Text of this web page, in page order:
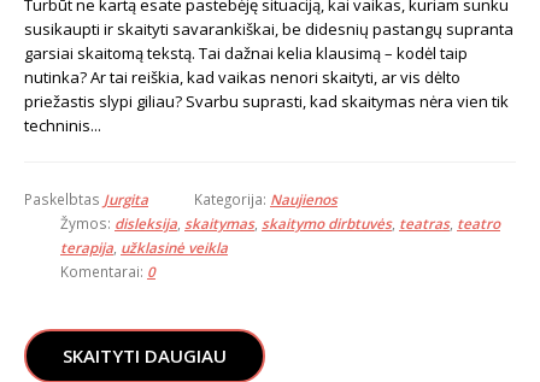
susikaupti ir skaityti savarankiškai, be didesnių pastangų supranta
garsiai skaitomą tekstą. Tai dažnai kelia klausimą – kodėl taip
nutinka? Ar tai reiškia, kad vaikas nenori skaityti, ar vis dėlto
priežastis slypi giliau? Svarbu suprasti, kad skaitymas nėra vien tik
techninis...
Paskelbtas Jurgita Kategorija: Naujienos
Žymos: disleksija, skaitymas, skaitymo dirbtuvės, teatras, teatro
terapija, užklasinė veikla
Komentarai: 0
SKAITYTI DAUGIAU